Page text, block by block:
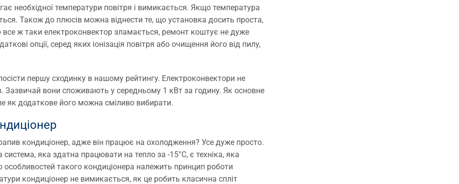
необхідної температури повітря і вимикається. Якщо температура
Також до плюсів можна віднести те, що установка досить проста,
ж таки електроконвектор зламається, ремонт коштує не дуже
опції, серед яких іонізація повітря або очищення його від пилу,
посісти першу сходинку в нашому рейтингу. Електроконвектори не
Зазвичай вони споживають у середньому 1 кВт за годину. Як основне
як додаткове його можна сміливо вибирати.
кондиціонер, адже він працює на охолодження? Усе дуже просто.
система, яка здатна працювати на тепло за -15°С, є техніка, яка
особливостей такого кондиціонера належить принцип роботи
кондиціонер не вимикається, як це робить класична спліт